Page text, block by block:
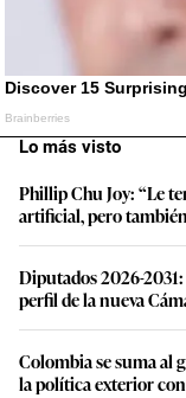
Lo más visto
Phillip Chu Joy: “Le
artificial, pero
Diputados 2026-
perfil de la nueva
Colombia se suma al
la política exterior